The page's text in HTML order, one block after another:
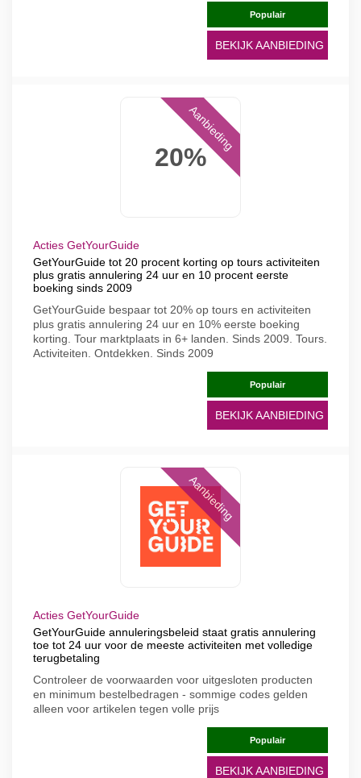
Populair
BEKIJK AANBIEDING
20%
Aanbieding
Acties GetYourGuide
GetYourGuide tot 20 procent korting op tours activiteiten
plus gratis annulering 24 uur en 10 procent eerste
boeking sinds 2009
GetYourGuide bespaar tot 20% op tours en activiteiten
plus gratis annulering 24 uur en 10% eerste boeking
korting. Tour marktplaats in 6+ landen. Sinds 2009. Tours.
Activiteiten. Ontdekken. Sinds 2009
Populair
BEKIJK AANBIEDING
Aanbieding
Acties GetYourGuide
GetYourGuide annuleringsbeleid staat gratis annulering
toe tot 24 uur voor de meeste activiteiten met volledige
terugbetaling
Controleer de voorwaarden voor uitgesloten producten
en minimum bestelbedragen - sommige codes gelden
alleen voor artikelen tegen volle prijs
Populair
BEKIJK AANBIEDING